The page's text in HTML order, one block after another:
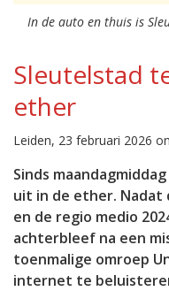
In de auto en thuis is
Sleutelstad
ether
Leiden, 23 februari 2026
Sinds
uit in de ether. Nadat
en de regio medio
achterbleef na een
toenmalige omroep
internet te